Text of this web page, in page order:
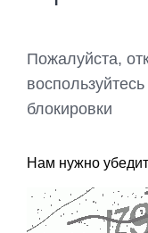
Пожалуйста,
блокировки
Нам нужно